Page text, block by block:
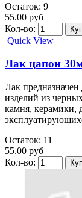
Остаток: 9
55.00 руб
Кол-во:
Quick View
Лак цапон
Лак
изделий из
камня, керамики,
Остаток: 11
55.00 руб
Кол-во: